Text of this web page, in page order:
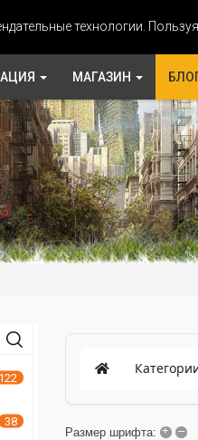
технологии.
МАГАЗИН
Размер шрифта: + –
122
38